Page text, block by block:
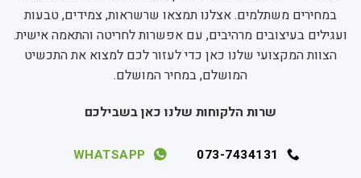
במחירים משתלמים. אצלנו תמצאו שרשראות, צמידים, טבעות
ועגילים בעיצובים מרהיבים, עם אפשרות לחריטה והתאמה אישית.
הצוות המקצועי שלנו כאן כדי לעזור לכם למצוא את התכשיט
המושלם, במחיר המושלם.
שרות הלקוחות שלנו כאן בשבילכם
073-7434131
WHATSAPP